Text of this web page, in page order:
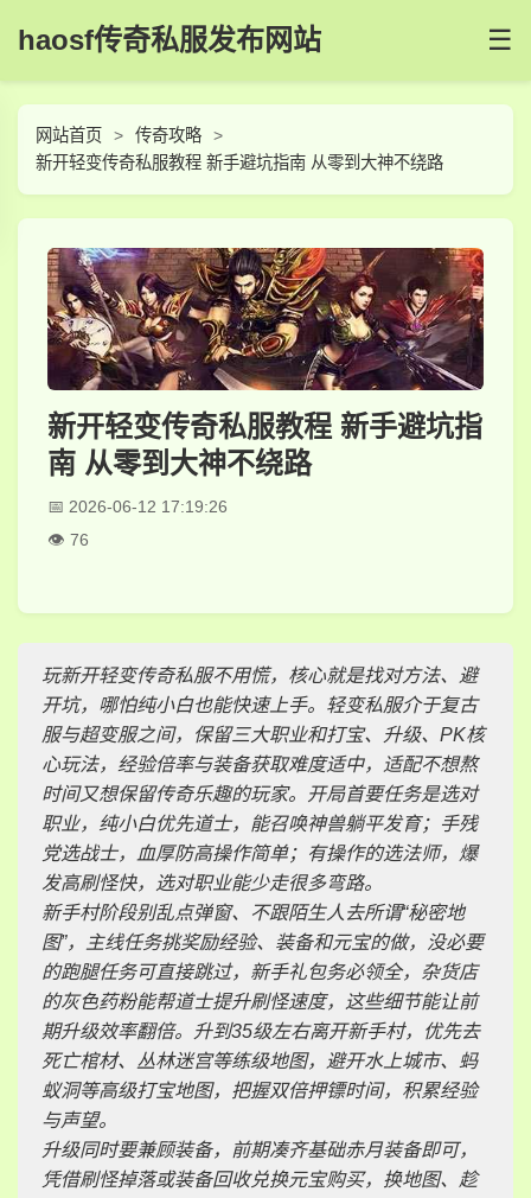
haosf传奇私服发布网站 ☰
网站首页
传奇攻略
新开轻变传奇私服教程 新手避坑指南 从零到大神不绕路
新开轻变传奇私服教程 新手避坑指
南 从零到大神不绕路
2026-06-12 17:19:26
76
玩新开轻变传奇私服不用慌，核心就是找对方法、避
开坑，哪怕纯小白也能快速上手。轻变私服介于复古
服与超变服之间，保留三大职业和打宝、升级、PK核
心玩法，经验倍率与装备获取难度适中，适配不想熬
时间又想保留传奇乐趣的玩家。开局首要任务是选对
职业，纯小白优先道士，能召唤神兽躺平发育；手残
党选战士，血厚防高操作简单；有操作的选法师，爆
发高刷怪快，选对职业能少走很多弯路。
新手村阶段别乱点弹窗、不跟陌生人去所谓“秘密地
图”，主线任务挑奖励经验、装备和元宝的做，没必要
的跑腿任务可直接跳过，新手礼包务必领全，杂货店
的灰色药粉能帮道士提升刷怪速度，这些细节能让前
期升级效率翻倍。升到35级左右离开新手村，优先去
死亡棺材、丛林迷宫等练级地图，避开水上城市、蚂
蚁洞等高级打宝地图，把握双倍押镖时间，积累经验
与声望。
升级同时要兼顾装备，前期凑齐基础赤月装备即可，
凭借刷怪掉落或装备回收兑换元宝购买，换地图、趁